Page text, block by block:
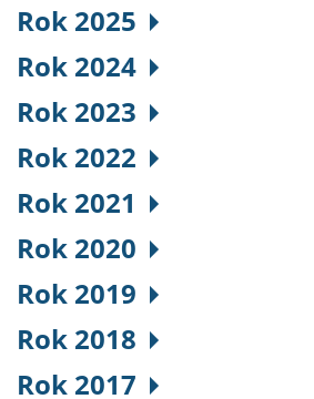
Rok 2025
Rok 2024
Rok 2023
Rok 2022
Rok 2021
Rok 2020
Rok 2019
Rok 2018
Rok 2017